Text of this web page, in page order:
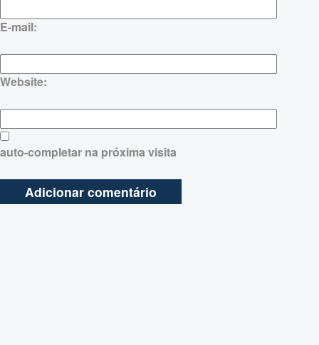
E-mail:
Website:
auto-completar na próxima visita